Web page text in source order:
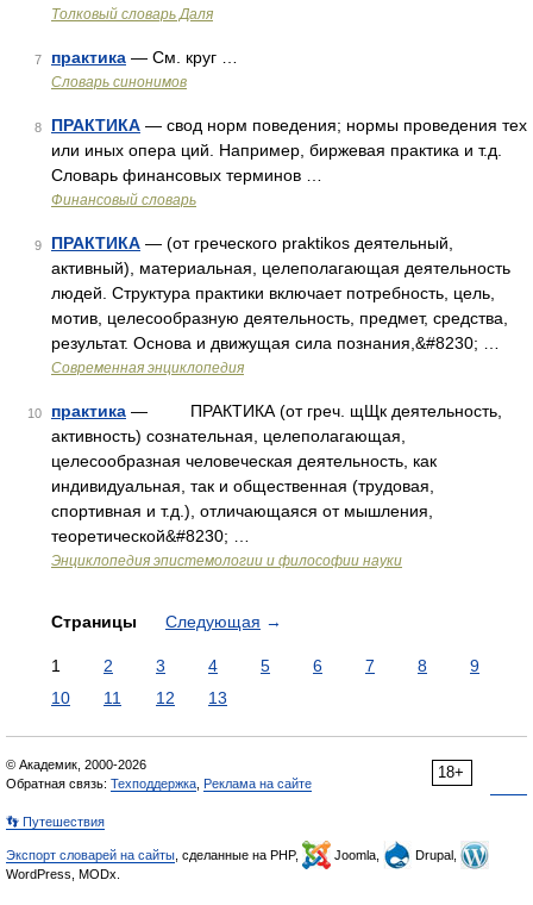
Толковый словарь Даля
7 практика — См. круг …
Словарь синонимов
8 ПРАКТИКА — свод норм поведения; нормы проведения тех
или иных опера ций. Например, биржевая практика и т.д.
Словарь финансовых терминов …
Финансовый словарь
9 ПРАКТИКА — (от греческого praktikos деятельный,
активный), материальная, целеполагающая деятельность
людей. Структура практики включает потребность, цель,
мотив, целесообразную деятельность, предмет, средства,
результат. Основа и движущая сила познания,&#8230; …
Современная энциклопедия
10 практика — ПРАКТИКА (от греч. щЩк деятельность,
активность) сознательная, целеполагающая,
целесообразная человеческая деятельность, как
индивидуальная, так и общественная (трудовая,
спортивная и т.д.), отличающаяся от мышления,
теоретической&#8230; …
Энциклопедия эпистемологии и философии науки
Страницы Следующая →
1 2 3 4 5 6 7 8
9
10
11 12 13
18+
© Академик, 2000-2026
Обратная связь: Техподдержка Реклама на сайте
👣 Путешествия
Экспорт словарей на сайты , сделанные на PHP, Joomla,
Drupal,
WordPress, MODx.